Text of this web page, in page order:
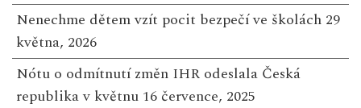
Nenechme dětem vzít pocit bezpečí ve školách 29
května, 2026
Nótu o odmítnutí změn IHR odeslala Česká
republika v květnu 16 července, 2025